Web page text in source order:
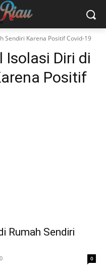
Sendiri Karena Positif Covid-19
Isolasi Diri di
Positif
Rumah Sendiri
0